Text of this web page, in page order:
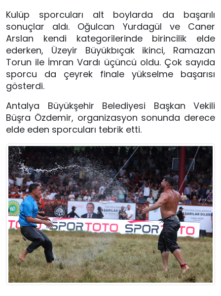
Kulüp sporcuları alt boylarda da başarılı
sonuçlar aldı. Oğulcan Yurdagül ve Caner
Arslan kendi kategorilerinde birincilik elde
ederken, Üzeyir Büyükbıçak ikinci, Ramazan
Torun ile İmran Vardı üçüncü oldu. Çok sayıda
sporcu da çeyrek finale yükselme başarısı
gösterdi.
Antalya Büyükşehir Belediyesi Başkan Vekili
Büşra Özdemir, organizasyon sonunda derece
elde eden sporcuları tebrik etti.